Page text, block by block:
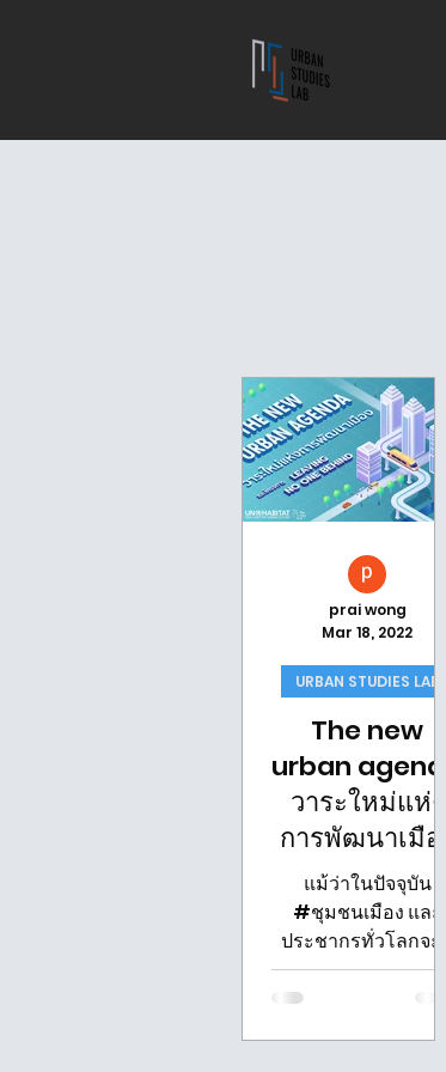
The new
urban agenda
วาระใหม่แห่ง
การพัฒนาเมือง
แม้ว่าในปัจจุบัน
#ชุมชนเมือง และ
ประชากรทั่วโลกจะมี
การขยายตัวเพิ่มมาก
ขึ้น แต่ทรัพยากรใน
URBAN STUDIES LAB
prai wong
Mar 18, 2022